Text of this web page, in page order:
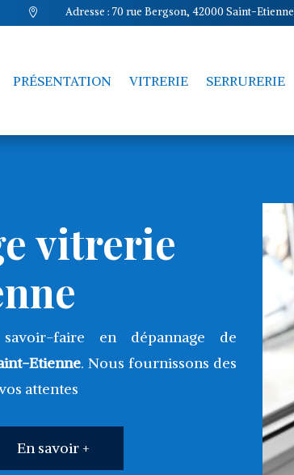
 Adresse : 70 rue Bergson, 42000 Saint-Etienne
PRÉSENTATION VITRERIE SERRURERIE
vitrerie
faire en dépannage de
Etienne. Nous fournissons des
attentes
En savoir +